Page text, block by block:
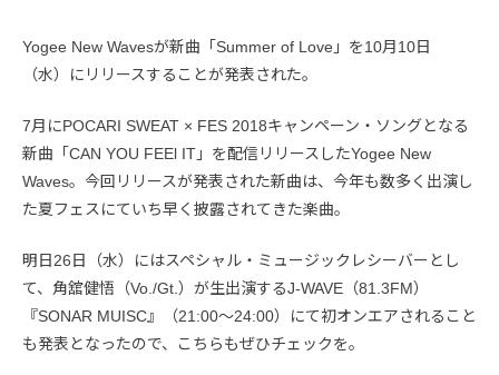
Yogee New Wavesが新曲「Summer of Love」を10月10日
（水）にリリースすることが発表された。
7月にPOCARI SWEAT × FES 2018キャンペーン・ソングとなる
新曲「CAN YOU FEEl IT」を配信リリースしたYogee New
Waves。今回リリースが発表された新曲は、今年も数多く出演し
た夏フェスにていち早く披露されてきた楽曲。
明日26日（水）にはスペシャル・ミュージックレシーバーとし
て、角舘健悟（Vo./Gt.）が生出演するJ-WAVE（81.3FM）
『SONAR MUISC』（21:00～24:00）にて初オンエアされること
も発表となったので、こちらもぜひチェックを。